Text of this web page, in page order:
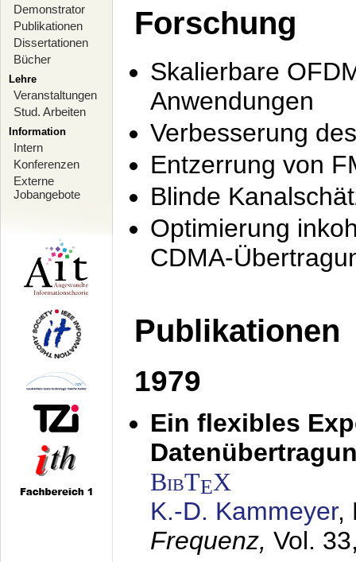
Demonstrator
Publikationen
Dissertationen
Bücher
Lehre
Veranstaltungen
Stud. Arbeiten
Information
Intern
Konferenzen
Externe
Jobangebote
Forschung
Skalierbare
Anwendungen
Verbesserung
Entzerrung von
Blinde
Optimierung
CDMA-
Publikationen
1979
Ein flexibles
BibTEX
K.-D. Kammeyer,
Frequenz, Vol.